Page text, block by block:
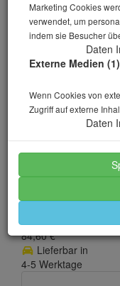
- Weiß -
Artikelnr.: scu-
Herstellerpreis:
84,60 €*
Lieferbar in
4-5 Werktage
Marketing Cookies
verwendet, um
indem sie Besucher
Daten
Externe Medien (1)
Wenn Cookies von
Zugriff auf externe
Daten